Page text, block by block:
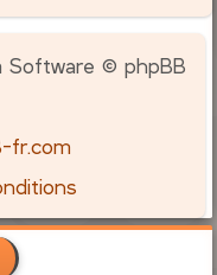
Software © phpBB
fr.com